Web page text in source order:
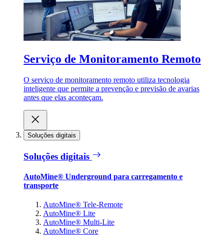
Serviço de Monitoramento Remoto
O serviço de monitoramento remoto utiliza tecnologia
inteligente que permite a prevenção e previsão de avarias
antes que elas aconteçam.
Soluções digitais
Soluções digitais
AutoMine® Underground para carregamento e
transporte
AutoMine® Tele-Remote
AutoMine® Lite
AutoMine® Multi-Lite
AutoMine® Core